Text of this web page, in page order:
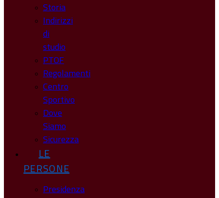
Storia
Indirizzi
di
studio
PTOF
Regolamenti
Centro
Sportivo
Dove
Siamo
Sicurezza
LE
PERSONE
Presidenza